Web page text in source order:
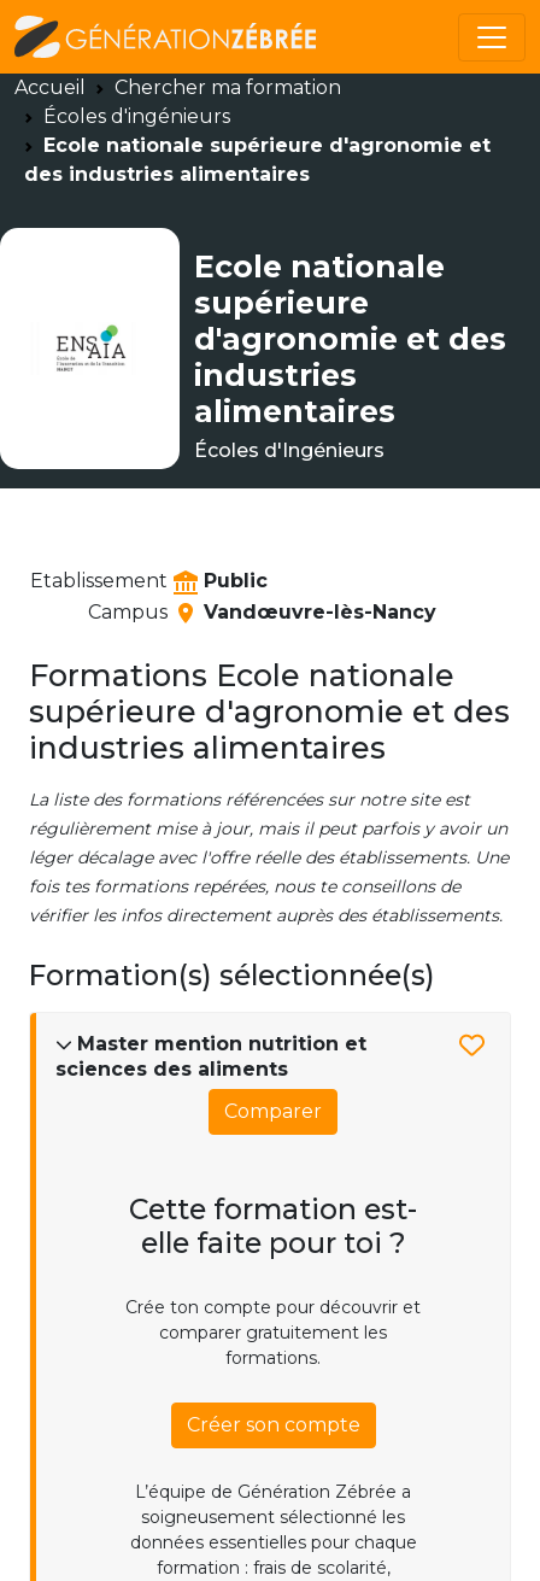
Accueil
Chercher ma formation
Écoles d'ingénieurs
Ecole nationale supérieure d'agronomie et
des industries alimentaires
Ecole nationale
supérieure
d'agronomie et des
industries
alimentaires
Écoles d'Ingénieurs
Etablissement
Public
Campus
Vandœuvre-lès-Nancy
Formations Ecole nationale
supérieure d'agronomie et des
industries alimentaires
La liste des formations référencées sur notre site est
régulièrement mise à jour, mais il peut parfois y avoir un
léger décalage avec l'offre réelle des établissements. Une
fois tes formations repérées, nous te conseillons de
vérifier les infos directement auprès des établissements.
Formation(s) sélectionnée(s)
Master mention nutrition et
sciences des aliments
Comparer
Cette formation est-
elle faite pour toi ?
Crée ton compte pour découvrir et
comparer gratuitement les
formations.
Créer son compte
L’équipe de Génération Zébrée a
soigneusement sélectionné les
données essentielles pour chaque
formation : frais de scolarité,